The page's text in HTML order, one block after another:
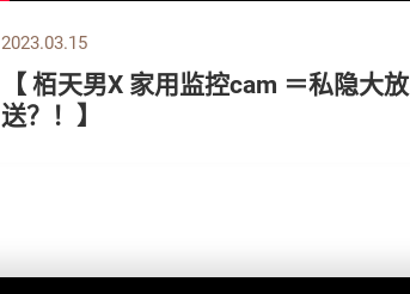
2023.03.15
【 栢天男X 家用监控cam ＝私隐大放
送？！】